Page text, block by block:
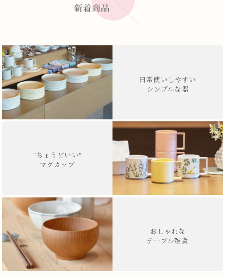
日常使いしやすい
シンプルな器
"ちょうどいい"
マグカップ
おしゃれな
テーブル雑貨